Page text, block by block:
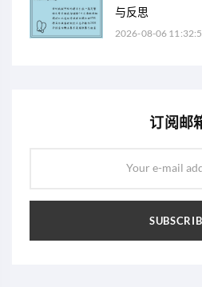
与反思
2026-08-06
订阅邮
Your e-mail